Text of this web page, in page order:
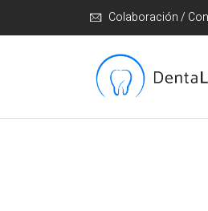
Colaboración /